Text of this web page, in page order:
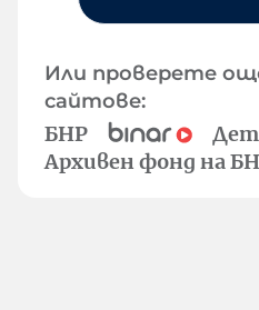
Или проверете
сайтове:
БНР
Архивен фонд на